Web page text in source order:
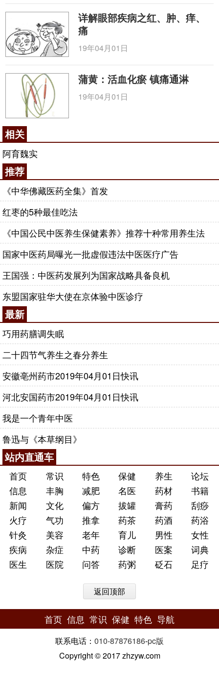
详解眼部疾病之红、肿、痒、
痛
19年04月01日
蒲黄：活血化瘀 镇痛通淋
19年04月01日
相关
阿育魏实
推荐
《中华佛藏医药全集》首发
红枣的5种最佳吃法
《中国公民中医养生保健素养》推荐十种常用养生法
国家中医药局曝光一批虚假违法中医医疗广告
王国强：中医药发展列为国家战略具备良机
东盟国家驻华大使在京体验中医诊疗
最新
巧用药膳调失眠
二十四节气养生之春分养生
安徽亳州药市2019年04月01日快讯
河北安国药市2019年04月01日快讯
我是一个青年中医
鲁迅与《本草纲目》
站内直通车
首页 常识 特色 保健 养生
论坛
信息
丰胸 减肥 名医 药材
书籍
新闻
文化 偏方 拔罐 膏药
刮痧
火疗
气功 推拿 药茶 药酒
药浴
针灸
美容 老年 育儿 男性
女性
疾病
杂症 中药 诊断 医案
词典
医生
医院 问答 药粥 砭石 足疗
返回顶部
首页 信息 常识 保健 特色 导航
联系电话： 010-87876186-pc版
Copyright © 2017 zhzyw.com